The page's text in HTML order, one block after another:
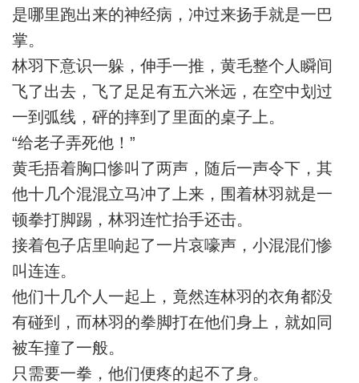
是哪里跑出来的神经病，冲过来扬手就是一巴
掌。
林羽下意识一躲，伸手一推，黄毛整个人瞬间
飞了出去，飞了足足有五六米远，在空中划过
一到弧线，砰的摔到了里面的桌子上。
“给老子弄死他！”
黄毛捂着胸口惨叫了两声，随后一声令下，其
他十几个混混立马冲了上来，围着林羽就是一
顿拳打脚踢，林羽连忙抬手还击。
接着包子店里响起了一片哀嚎声，小混混们惨
叫连连。
他们十几个人一起上，竟然连林羽的衣角都没
有碰到，而林羽的拳脚打在他们身上，就如同
被车撞了一般。
只需要一拳，他们便疼的起不了身。